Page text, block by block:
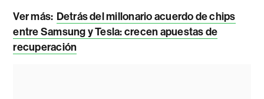
Ver más: Detrás del millonario acuerdo de chips
entre Samsung y Tesla: crecen apuestas de
recuperación